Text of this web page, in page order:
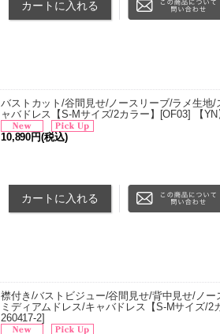
バストカット/谷間見せ/ノースリーブ/ラメ生地
ャバドレス【S-Mサイズ/2カラー】[OF03] 【
10,890円(税込)
襟付き/バストビジュー/谷間見せ/背中見せ/ノ
ミディアムドレス/キャバドレス【S-Mサイズ/2
260417-2]